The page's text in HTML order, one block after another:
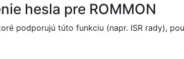
hesla pre ROMMON
podporujú túto funkciu (napr. ISR rady),